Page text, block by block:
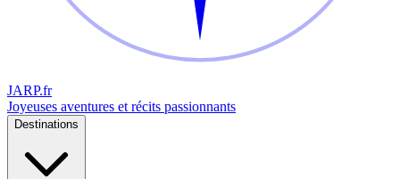
JARP.fr
Joyeuses aventures et récits passionnants
Destinations